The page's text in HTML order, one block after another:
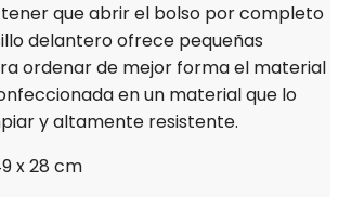
que abrir el bolso por completo
delantero ofrece pequeñas
ordenar de mejor forma el material
en un material que lo
y altamente resistente.
x 28 cm